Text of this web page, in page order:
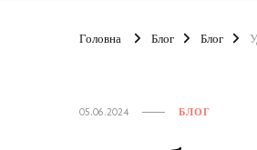
Головна Блог Блог
05.06.2024 БЛОГ